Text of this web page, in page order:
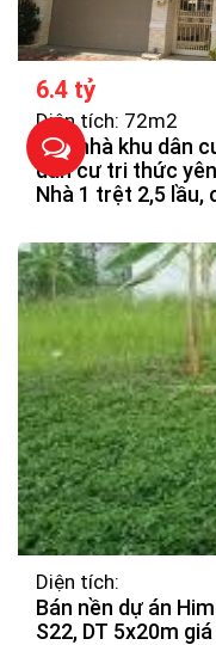
6.4 tỷ
Diện tích: 72m2
Bán nhà khu dân
dân cư tri thức
Nhà 1 trệt 2,5 lầu,
chắn. Các phòng
Diện tích:
Bán nền dự án
S22, DT 5x20m